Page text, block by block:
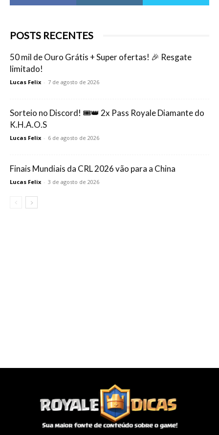
POSTS RECENTES
50 mil de Ouro Grátis + Super ofertas! 🎉 Resgate
limitado!
Lucas Felix - 7 de agosto de 2026
Sorteio no Discord! 🎟️👑 2x Pass Royale Diamante do
K.H.A.O.S
Lucas Felix - 6 de agosto de 2026
Finais Mundiais da CRL 2026 vão para a China
Lucas Felix - 3 de agosto de 2026